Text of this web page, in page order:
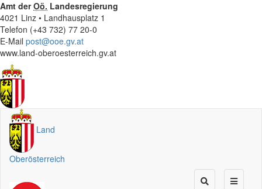
Amt derOö. Landesregierung
4021 Linz • Landhausplatz 1
Telefon (+43 732) 77 20-0
E-Mail post@ooe.gv.at
www.land-oberoesterreich.gv.at
Land
Oberösterreich